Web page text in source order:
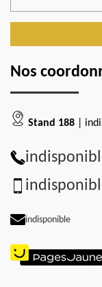
Nos
Stand 188 |
indisponible